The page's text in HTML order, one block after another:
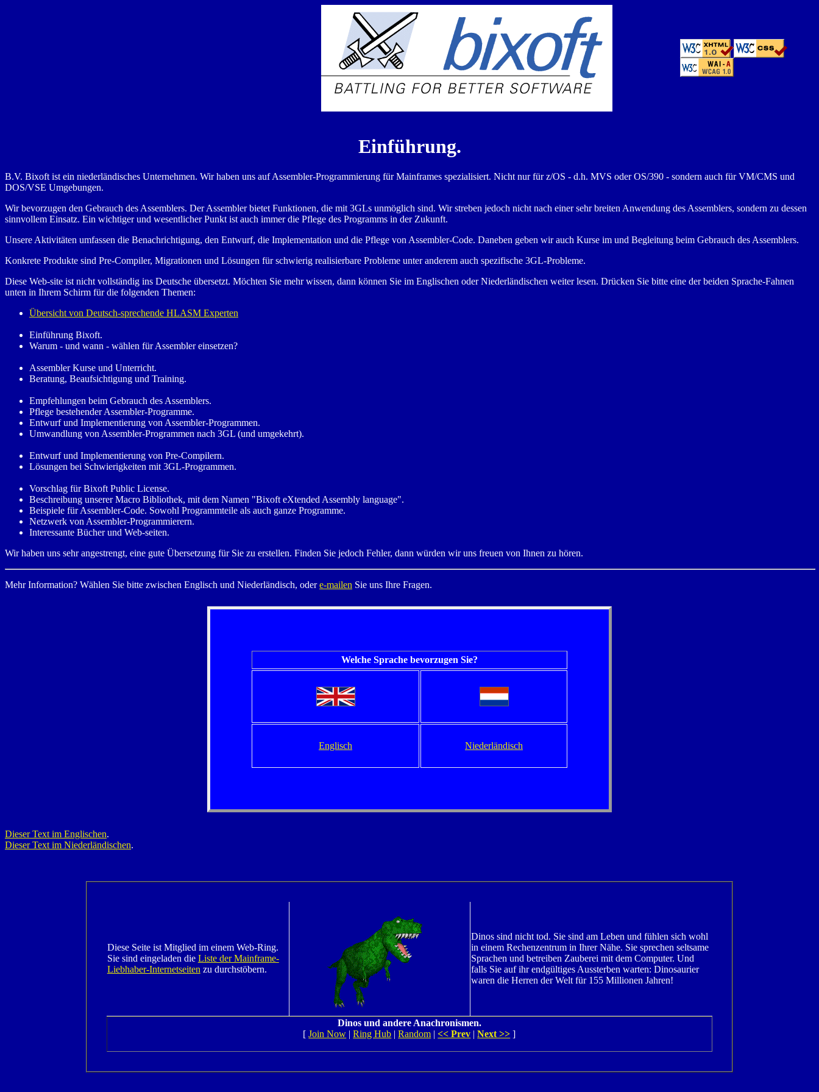
Einführung.
B.V. Bixoft ist ein niederländisches Unternehmen. Wir haben uns auf Assembler-Programmierung für Mainframes spezialisiert. Nicht nur für z/OS - d.h. MVS oder OS/390 - sondern auch für VM/CMS und
DOS/VSE Umgebungen.
Wir bevorzugen den Gebrauch des Assemblers. Der Assembler bietet Funktionen, die mit 3GLs unmöglich sind. Wir streben jedoch nicht nach einer sehr breiten Anwendung des Assemblers, sondern zu dessen
sinnvollem Einsatz. Ein wichtiger und wesentlicher Punkt ist auch immer die Pflege des Programms in der Zukunft.
Unsere Aktivitäten umfassen die Benachrichtigung, den Entwurf, die Implementation und die Pflege von Assembler-Code. Daneben geben wir auch Kurse im und Begleitung beim Gebrauch des Assemblers.
Konkrete Produkte sind Pre-Compiler, Migrationen und Lösungen für schwierig realisierbare Probleme unter anderem auch spezifische 3GL-Probleme.
Diese Web-site ist nicht vollständig ins Deutsche übersetzt. Möchten Sie mehr wissen, dann können Sie im Englischen oder Niederländischen weiter lesen. Drücken Sie bitte eine der beiden Sprache-Fahnen
unten in Ihrem Schirm für die folgenden Themen:
Übersicht von Deutsch-sprechende HLASM Experten
Einführung Bixoft.
Warum - und wann - wählen für Assembler einsetzen?
Assembler Kurse und Unterricht.
Beratung, Beaufsichtigung und Training.
Empfehlungen beim Gebrauch des Assemblers.
Pflege bestehender Assembler-Programme.
Entwurf und Implementierung von Assembler-Programmen.
Umwandlung von Assembler-Programmen nach 3GL (und umgekehrt).
Entwurf und Implementierung von Pre-Compilern.
Lösungen bei Schwierigkeiten mit 3GL-Programmen.
Vorschlag für Bixoft Public License.
Beschreibung unserer Macro Bibliothek, mit dem Namen "Bixoft eXtended Assembly language".
Beispiele für Assembler-Code. Sowohl Programmteile als auch ganze Programme.
Netzwerk von Assembler-Programmierern.
Interessante Bücher und Web-seiten.
Wir haben uns sehr angestrengt, eine gute Übersetzung für Sie zu erstellen. Finden Sie jedoch Fehler, dann würden wir uns freuen von Ihnen zu hören.
Mehr Information? Wählen Sie bitte zwischen Englisch und Niederländisch, odere-mailen Sie uns Ihre Fragen.
Welche Sprache bevorzugen Sie?
Englisch Niederländisch
Dieser Text im Englischen.
Dieser Text im Niederländischen.
Diese Seite ist Mitglied im einem Web-Ring.
Sie sind eingeladen die Liste der Mainframe-
Liebhaber-Internetseiten zu durchstöbern.
Dinos sind nicht tod. Sie sind am Leben und fühlen sich wohl
in einem Rechenzentrum in Ihrer Nähe. Sie sprechen seltsame
Sprachen und betreiben Zauberei mit dem Computer. Und
falls Sie auf ihr endgültiges Aussterben warten: Dinosaurier
waren die Herren der Welt für 155 Millionen Jahren!
Dinos und andere Anachronismen.
[Join Now |Ring Hub |Random |<< Prev |Next >> ]